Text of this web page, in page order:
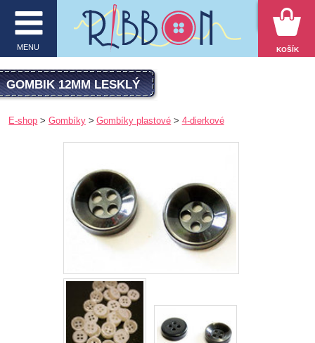
VYHĽADÁVANIE
MENU
O firme
Obchodné podmienky
Ochrana osobných údajov
KATEGÓRIE PRODUKTOV
TIPY NA DARČEKY
MENU KOŠÍK
GOMBIK 12MM LESKLÝ
E-shop Gombíky Gombíky plastové 4-dierkové